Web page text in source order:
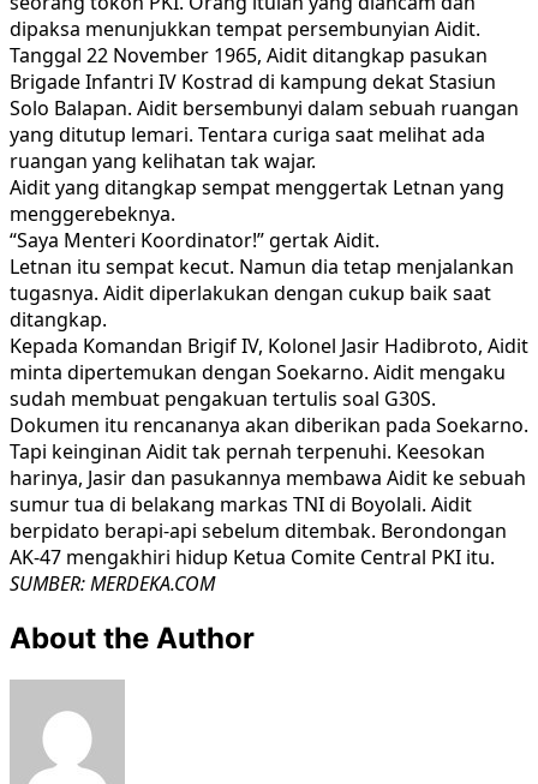
dipaksa menunjukkan tempat persembunyian Aidit.
Tanggal 22 November 1965, Aidit ditangkap pasukan
Brigade Infantri IV Kostrad di kampung dekat Stasiun
Solo Balapan. Aidit bersembunyi dalam sebuah ruangan
yang ditutup lemari. Tentara curiga saat melihat ada
ruangan yang kelihatan tak wajar.
Aidit yang ditangkap sempat menggertak Letnan yang
menggerebeknya.
“Saya Menteri Koordinator!” gertak Aidit.
Letnan itu sempat kecut. Namun dia tetap menjalankan
tugasnya. Aidit diperlakukan dengan cukup baik saat
ditangkap.
Kepada Komandan Brigif IV, Kolonel Jasir Hadibroto, Aidit
minta dipertemukan dengan Soekarno. Aidit mengaku
sudah membuat pengakuan tertulis soal G30S.
Dokumen itu rencananya akan diberikan pada Soekarno.
Tapi keinginan Aidit tak pernah terpenuhi. Keesokan
harinya, Jasir dan pasukannya membawa Aidit ke sebuah
sumur tua di belakang markas TNI di Boyolali. Aidit
berpidato berapi-api sebelum ditembak. Berondongan
AK-47 mengakhiri hidup Ketua Comite Central PKI itu.
SUMBER: MERDEKA.COM
About the Author